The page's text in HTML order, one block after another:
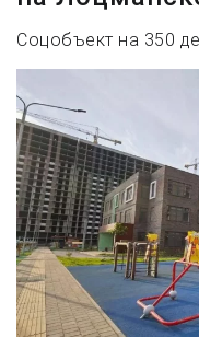
Соцобъект на 350